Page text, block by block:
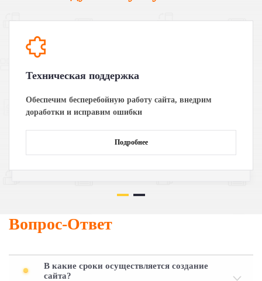
Техническая поддержка
Обеспечим бесперебойную работу сайта, внедрим
доработки и исправим ошибки
Подробнее
Вопрос-Ответ
В какие сроки осуществляется создание
сайта?